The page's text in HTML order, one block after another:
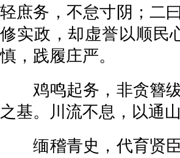
轻庶务，不怠寸阴；二
修实政，却虚誉以顺民
慎，践履庄严。
鸡鸣起务，非贪簪绂
之基。川流不息，以通
缅稽青史，代育贤臣